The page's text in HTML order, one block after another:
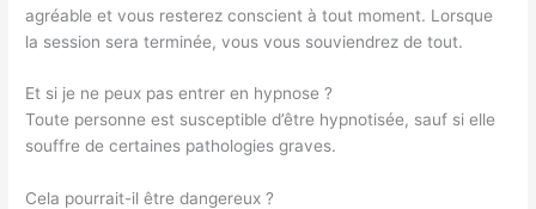
agréable et vous resterez conscient à tout moment. Lorsque
la session sera terminée, vous vous souviendrez de tout.
Et si je ne peux pas entrer en hypnose ?
Toute personne est susceptible d’être hypnotisée, sauf si elle
souffre de certaines pathologies graves.
Cela pourrait-il être dangereux ?